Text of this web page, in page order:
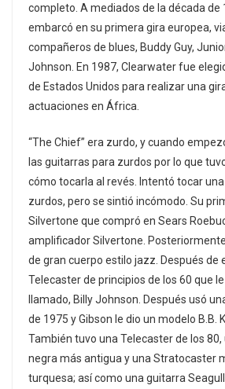
completo. A mediados de la década de
embarcó en su primera gira europea,
compañeros de blues, Buddy Guy,
Johnson. En 1987, Clearwater fue
de Estados Unidos para realizar una
actuaciones en África.
“The Chief” era zurdo, y cuando
las guitarras para zurdos por lo que
cómo tocarla al revés. Intentó tocar
zurdos, pero se sintió incómodo. Su
Silvertone que compró en Sears
amplificador Silvertone.
de gran cuerpo estilo jazz. Después de
Telecaster de principios de los 60 que
llamado, Billy Johnson. Después usó
de 1975 y Gibson le dio un modelo B.B.
También tuvo una Telecaster de los
negra más antigua y una Stratocaster
turquesa; así como una guitarra